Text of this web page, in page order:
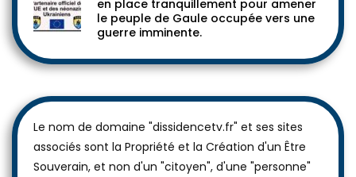
Toutes les preuves que tout est mis
en place tranquillement pour amener
le peuple de Gaule occupée vers une
Le nom de domaine "dissidencetv.fr" et ses sites
associés sont la Propriété et la Création d'un Être